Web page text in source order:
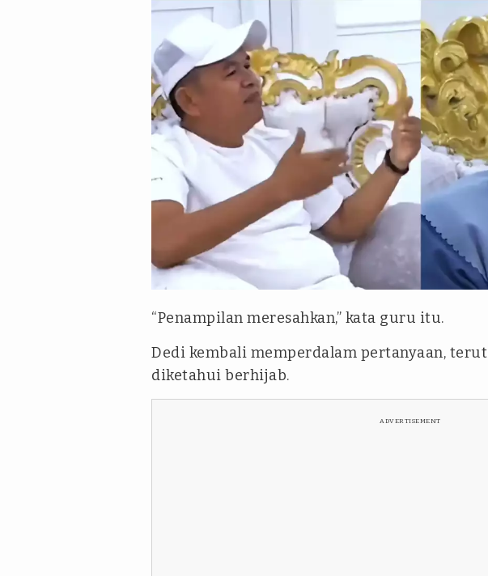
instagram Dedimulyadi71
“Penampilan meresahkan,” kata guru itu.
Dedi kembali memperdalam pertanyaan,
diketahui berhijab.
ADVERTISEMENT